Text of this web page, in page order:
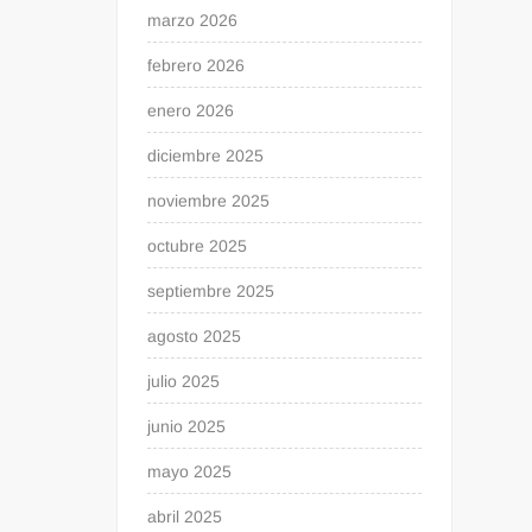
marzo 2026
febrero 2026
enero 2026
diciembre 2025
noviembre 2025
octubre 2025
septiembre 2025
agosto 2025
julio 2025
junio 2025
mayo 2025
abril 2025